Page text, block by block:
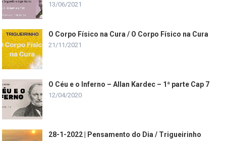
13/06/2021
O Corpo Físico na Cura / O Corpo Físico na Cura
21/11/2021
O Céu e o Inferno – Allan Kardec – 1ª parte Cap 7
12/04/2020
28-1-2022 | Pensamento do Dia / Trigueirinho